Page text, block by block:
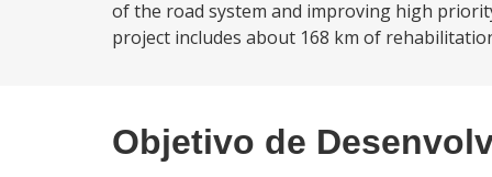
of the road system and improving high
project includes about 168 km of
Objetivo de